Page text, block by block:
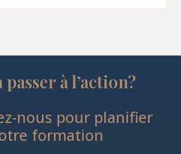
passer à l’action?
nous pour planifier
formation